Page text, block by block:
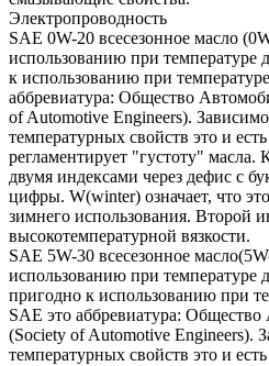
Электропроводность
SAE 0W-20 всесезонное масло
использованию при температуре
к использованию при
аббревиатура: Общество
of Automotive Engineers).
температурных свойств это и
регламентирует "густоту" масла.
двумя индексами через дефис с
цифры. W(winter) означает, что
зимнего использования. Второй
высокотемпературной вязкости.
SAE 5W-30 всесезонное
использованию при температуре
пригодно к использованию при
SAE это аббревиатура:
(Society of Automotive Engineers).
температурных свойств это и